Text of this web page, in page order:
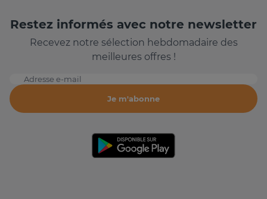
Restez informés avec notre newsletter
Recevez notre sélection hebdomadaire des
meilleures offres !
Adresse e-mail
Je m'abonne